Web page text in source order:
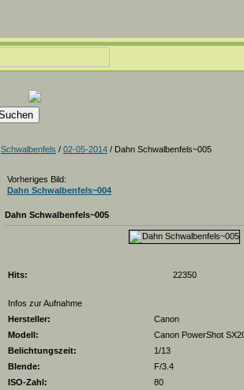
Schwalbenfels / 02-05-2014 / Dahn Schwalbenfels~005
Vorheriges Bild:
Dahn Schwalbenfels~004
Dahn Schwalbenfels~005
Hits: 22350
Infos zur Aufnahme
Hersteller:
Canon
Modell:
Canon PowerShot
Belichtungszeit:
1/13
Blende:
F/3.4
ISO-Zahl:
80